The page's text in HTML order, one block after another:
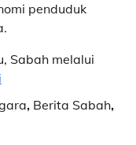
penduduk
Sabah melalui
, Berita Sabah,